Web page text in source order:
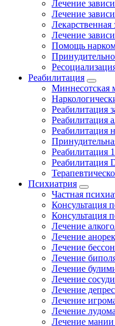
Лечение
Лечение
Лекарственная
Лечение
Помощь
Реабилитация
Миннесотская
Реабилитация
Реабилитация
Реабилитация
Реабилитация
Реабилитация
Психиатрия
Частная
Консультация
Консультация
Лечение
Лечение
Лечение
Лечение
Лечение
Лечение
Лечение
Лечение
Лечение
Лечение мании